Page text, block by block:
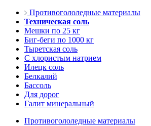
Противогололедные материалы
Техническая соль
Мешки по 25 кг
Биг-беги по 1000 кг
Тыретская соль
С хлористым натрием
Илецк соль
Белкалий
Бассоль
Для дорог
Галит минеральный
Противогололедные материалы